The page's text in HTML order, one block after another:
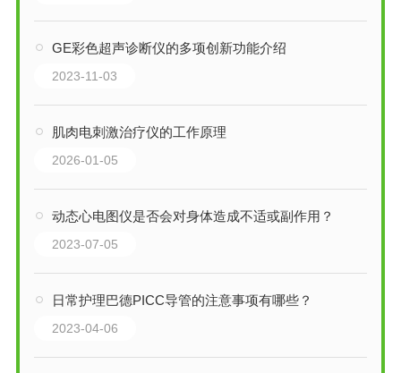
GE彩色超声诊断仪的多项创新功能介绍
2023-11-03
肌肉电刺激治疗仪的工作原理
2026-01-05
动态心电图仪是否会对身体造成不适或副作用？
2023-07-05
日常护理巴德PICC导管的注意事项有哪些？
2023-04-06